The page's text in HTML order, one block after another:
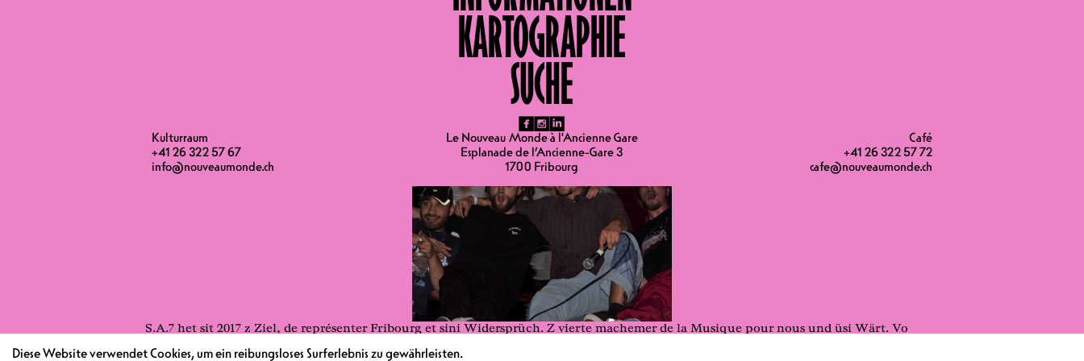
KARTOGRAPHIE
SUCHE
fb ig li
Kulturraum
+41 26 322 57 67
info@nouveaumonde.ch
Le Nouveau Monde à l'Ancienne Gare
Esplanade de l’Ancienne-Gare 3
1700 Fribourg
Café
+41 26 322 57 72
cafe@nouveaumonde.ch
Rap
S.A.7 het sit 2017 z Ziel, de représenter Fribourg et sini Widersprüch. Z vierte machemer de la Musique pour nous und üsi Wärt. Vo
Musik löi la fliesse.
Diese Website verwendet Cookies, um ein reibungsloses Surferlebnis zu gewährleisten.